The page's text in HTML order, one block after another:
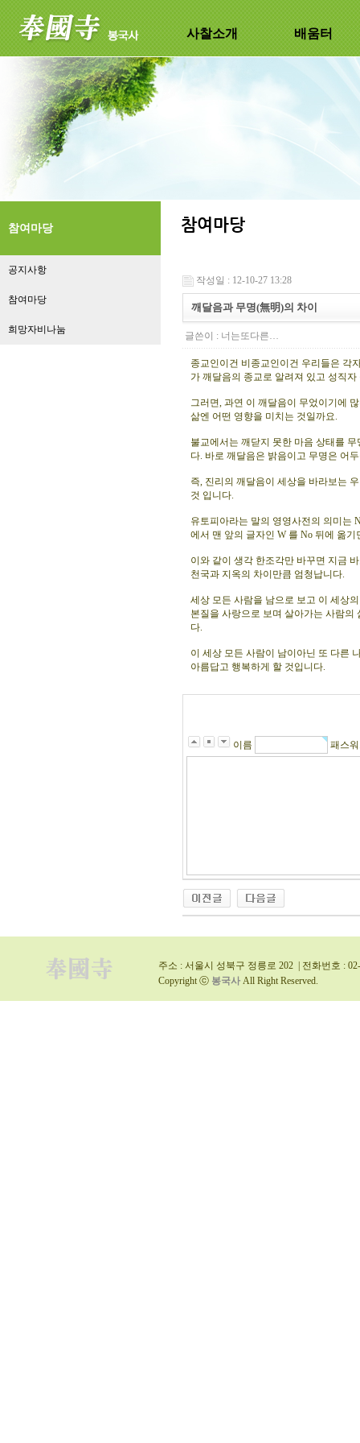
사찰소개 배움터
참여마당
공지사항
참여마당
희망자비나눔
작성일 : 12-10-27 13:28
깨달음과 무명(無明)의 차이
글쓴이 : 너는또다른…
종교인이건 비종교인이건 우리들은 각
가 깨달음의 종교로 알려져 있고 성직
그러면, 과연 이 깨달음이 무었이기에
삶엔 어떤 영향을 미치는 것일까요.
불교에서는 깨닫지 못한 마음 상태를
다. 바로 깨달음은 밝음이고 무명은 어
즉, 진리의 깨달음이 세상을 바라보는
것 입니다.
유토피아라는 말의 영영사전의 의미는
에서 맨 앞의 글자인 W 를 No 뒤에 옮
이와 같이 생각 한조각만 바꾸면 지금
천국과 지옥의 차이만큼 엄청납니다.
세상 모든 사람을 남으로 보고 이 세상
본질을 사랑으로 보며 살아가는 사람
다.
이 세상 모든 사람이 남이아닌 또 다른
아름답고 행복하게 할 것입니다.
이름 패스
주소 : 서울시 성북구 정릉로 202 | 전화번호 :
Copyright ⓒ 봉국사 All Right Reserved.